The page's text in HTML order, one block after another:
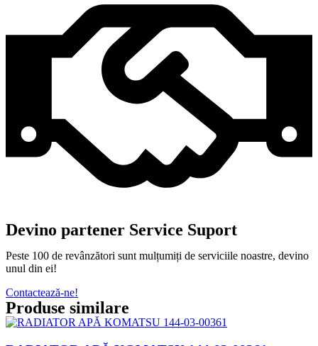
Devino partener Service Suport
Peste 100 de revânzători sunt mulțumiți de serviciile noastre, devino
unul din ei!
Contactează-ne!
Produse similare